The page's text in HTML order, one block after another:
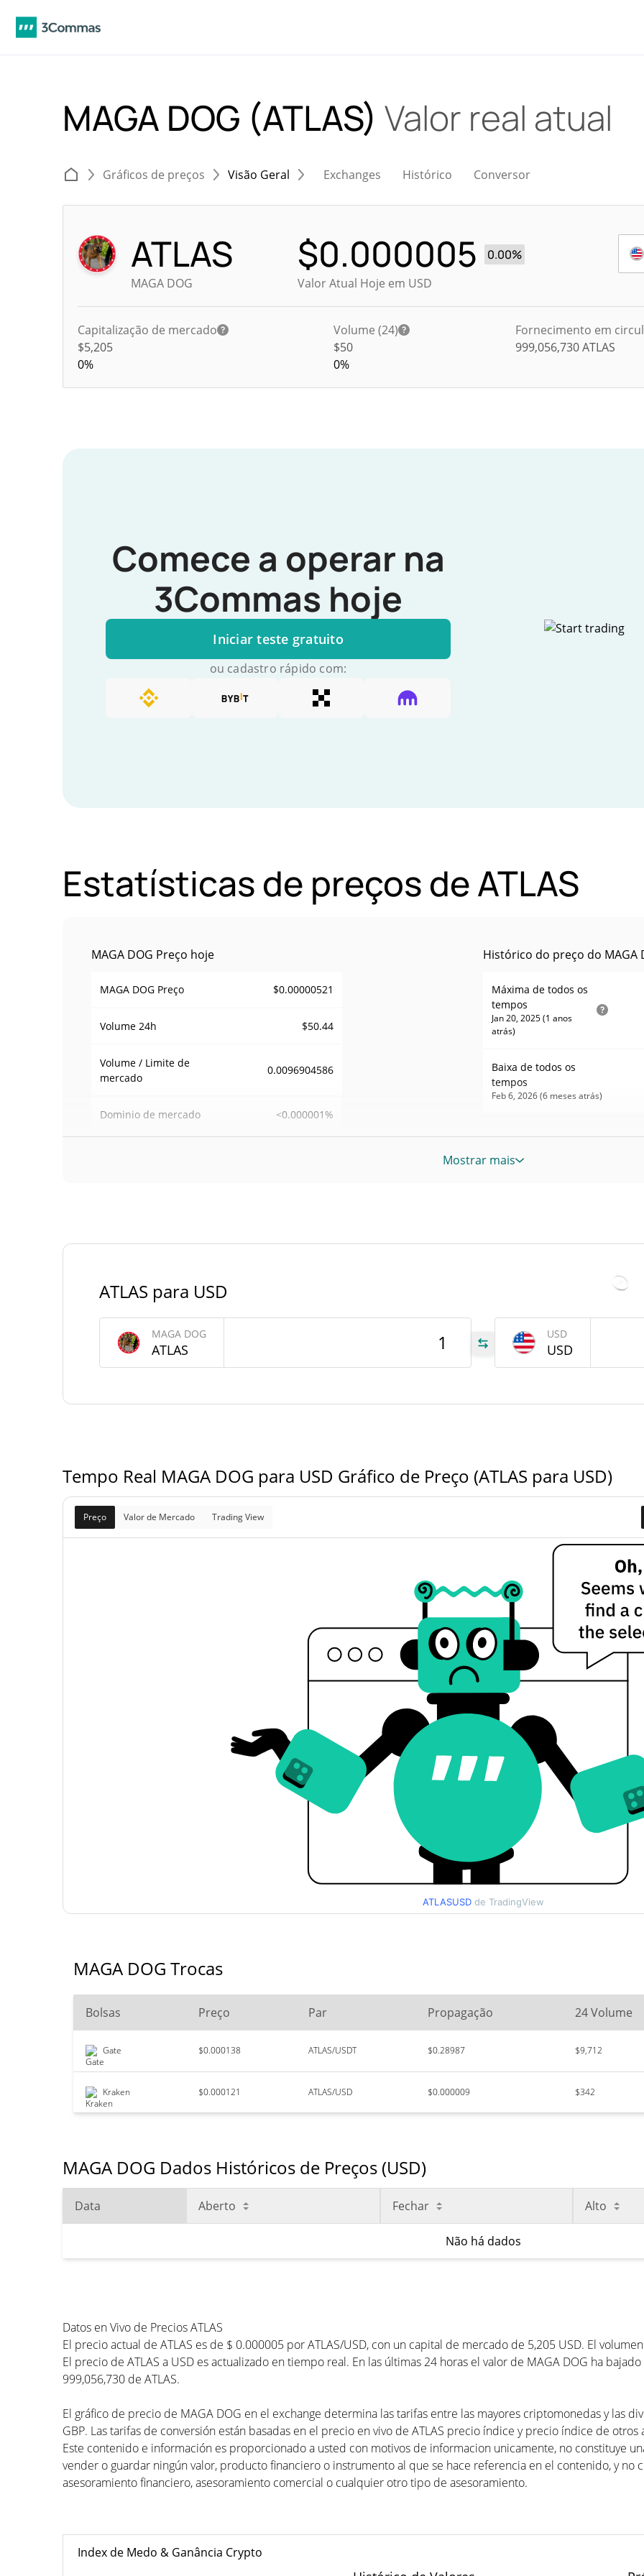
MAGA DOG (ATLAS) Valor real atual
Gráficos de preços Visão Geral Exchanges Histórico Conversor
ATLAS
MAGA DOG
$0.000005
0.00%
Valor Atual Hoje em USD
Capitalização de mercado
$5,205
0%
Volume (24)
$50
0%
Fornecimento em
999,056,730ATLAS
Comece a operar na
3Commas hoje
Iniciar teste gratuito
ou cadastro rápido com:
Estatísticas de preços de ATLAS
MAGA DOG Preço hoje
MAGA DOG Preço $0.00000521
Volume 24h $50.44
Volume / Limite de
mercado
0.0096904586
Dominio de mercado <0.000001%
MAGA DOG Capitalização de mercado
Histórico do preço do MAGA
Máxima de todos os
tempos
Jan 20, 2025 (1 anos
atrás)
Baixa de todos os
tempos
Feb 6, 2026 (6 meses atrás)
Mostrar mais
ATLAS para USD
MAGA DOG
ATLAS
USD
USD
Tempo Real MAGA DOG para USD Gráfico de Preço (ATLAS para USD)
Preço Valor de Mercado Trading View
ATLASUSD de TradingView
MAGA DOG Trocas
Bolsas Preço Par Propagação 24 Volume
Gate $0.000138 ATLAS/USDT $0.28987 $9,712
Kraken $0.000121 ATLAS/USD $0.000009 $342
MAGA DOG Dados Históricos de Preços (USD)
Data Aberto Fechar Alto
Não há dados
Datos en Vivo de Precios ATLAS
El precio actual de ATLAS es de $ 0.000005 por ATLAS/USD, con un capital de mercado de 5,205 USD. El
El precio de ATLAS a USD es actualizado en tiempo real. En las últimas 24 horas el valor de MAGA DOG ha
999,056,730 de ATLAS.
El gráfico de precio de MAGA DOG en el exchange determina las tarifas entre las mayores criptomonedas y las
GBP. Las tarifas de conversión están basadas en el precio en vivo de ATLAS precio índice y precio índice de otros
Este contenido e información es proporcionado a usted con motivos de informacion unicamente, no constituye
vender o guardar ningún valor, producto financiero o instrumento al que se hace referencia en el contenido, y no
asesoramiento financiero, asesoramiento comercial o cualquier otro tipo de asesoramiento.
Index de Medo & Ganância Crypto